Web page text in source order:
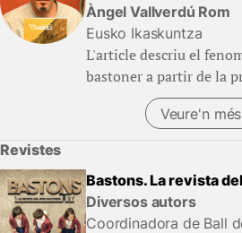
Àngel Vallverdú Rom
Eusko Ikaskuntza
L'article descriu el
bastoner a partir de la
Veure'n més
Revistes
Bastons. La revista
Diversos autors
Coordinadora de Ball